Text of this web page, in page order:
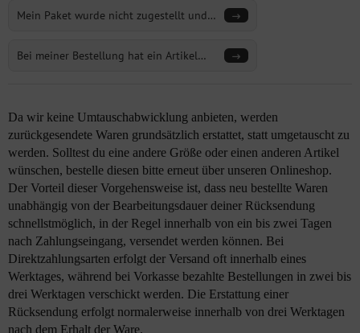
Mein Paket wurde nicht zugestellt und
Bei meiner Bestellung hat ein Artikel
Da wir keine Umtauschabwicklung anbieten, werden
zurückgesendete Waren grundsätzlich erstattet, statt umgetauscht zu
werden. Solltest du eine andere Größe oder einen anderen Artikel
wünschen, bestelle diesen bitte erneut über unseren Onlineshop.
Der Vorteil dieser Vorgehensweise ist, dass neu bestellte Waren
unabhängig von der Bearbeitungsdauer deiner Rücksendung
schnellstmöglich, in der Regel innerhalb von ein bis zwei Tagen
nach Zahlungseingang, versendet werden können. Bei
Direktzahlungsarten erfolgt der Versand oft innerhalb eines
Werktages, während bei Vorkasse bezahlte Bestellungen in zwei bis
drei Werktagen verschickt werden. Die Erstattung einer
Rücksendung erfolgt normalerweise innerhalb von drei Werktagen
nach dem Erhalt der Ware.